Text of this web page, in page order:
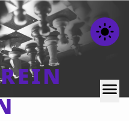
light_mode
menu